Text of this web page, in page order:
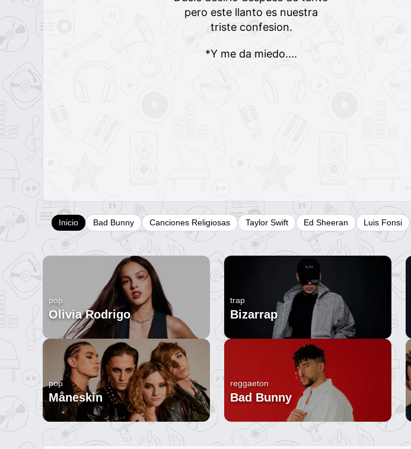
pero este llanto es nuestra
triste confesion.
*Y me da miedo....
Inicio Bad Bunny Canciones Religiosas Taylor Swift Ed Sheeran Luis Fonsi
pop
Olivia Rodrigo
trap
Bizarrap
pop
Måneskin
reggaeton
Bad Bunny